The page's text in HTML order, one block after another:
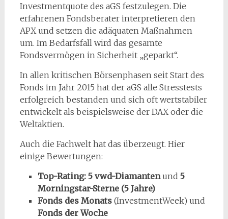
Investmentquote des aGS festzulegen. Die
erfahrenen Fondsberater interpretieren den
APX und setzen die adäquaten Maßnahmen
um. Im Bedarfsfall wird das gesamte
Fondsvermögen in Sicherheit „geparkt“.
In allen kritischen Börsenphasen seit Start des
Fonds im Jahr 2015 hat der aGS alle Stresstests
erfolgreich bestanden und sich oft wertstabiler
entwickelt als beispielsweise der DAX oder die
Weltaktien.
Auch die Fachwelt hat das überzeugt. Hier
einige Bewertungen:
Top-Rating: 5 vwd-Diamantenund 5
Morningstar-Sterne (5 Jahre)
Fonds des Monats(InvestmentWeek) und
Fonds der Woche